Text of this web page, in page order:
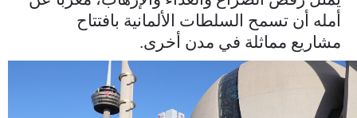
أمله أن تسمح السلطات الألمانية بافتتاح
مشاريع مماثلة في مدن أخرى.
doroj8sxsaefkld.jpg